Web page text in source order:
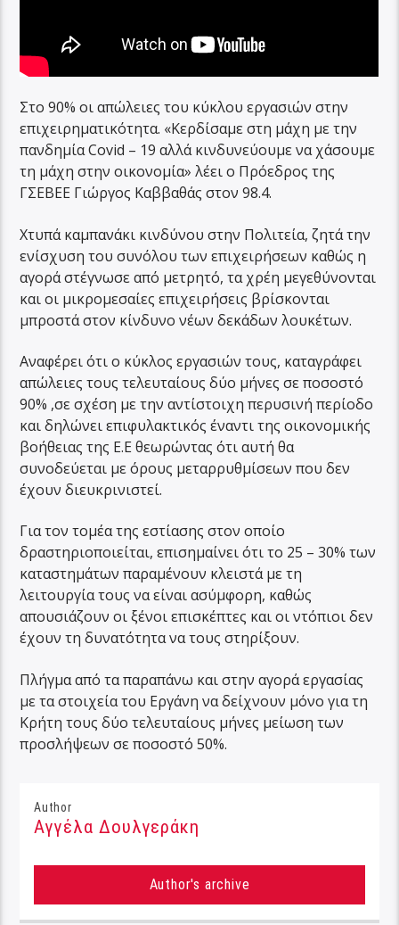
Στο 90% οι απώλειες του κύκλου εργασιών στην
επιχειρηματικότητα. «Κερδίσαμε στη μάχη με την
πανδημία Covid – 19 αλλά κινδυνεύουμε να χάσουμε
τη μάχη στην οικονομία» λέει ο Πρόεδρος της
ΓΣΕΒΕΕ Γιώργος Καββαθάς στον 98.4.
Χτυπά καμπανάκι κινδύνου στην Πολιτεία, ζητά την
ενίσχυση του συνόλου των επιχειρήσεων καθώς η
αγορά στέγνωσε από μετρητό, τα χρέη μεγεθύνονται
και οι μικρομεσαίες επιχειρήσεις βρίσκονται
μπροστά στον κίνδυνο νέων δεκάδων λουκέτων.
Αναφέρει ότι ο κύκλος εργασιών τους, καταγράφει
απώλειες τους τελευταίους δύο μήνες σε ποσοστό
90% ,σε σχέση με την αντίστοιχη περυσινή περίοδο
και δηλώνει επιφυλακτικός έναντι της οικονομικής
βοήθειας της Ε.Ε θεωρώντας ότι αυτή θα
συνοδεύεται με όρους μεταρρυθμίσεων που δεν
έχουν διευκρινιστεί.
Για τον τομέα της εστίασης στον οποίο
δραστηριοποιείται, επισημαίνει ότι το 25 – 30% των
καταστημάτων παραμένουν κλειστά με τη
λειτουργία τους να είναι ασύμφορη, καθώς
απουσιάζουν οι ξένοι επισκέπτες και οι ντόπιοι δεν
έχουν τη δυνατότητα να τους στηρίξουν.
Πλήγμα από τα παραπάνω και στην αγορά εργασίας
με τα στοιχεία του Εργάνη να δείχνουν μόνο για τη
Κρήτη τους δύο τελευταίους μήνες μείωση των
προσλήψεων σε ποσοστό 50%.
Author
Αγγέλα Δουλγεράκη
Author's archive